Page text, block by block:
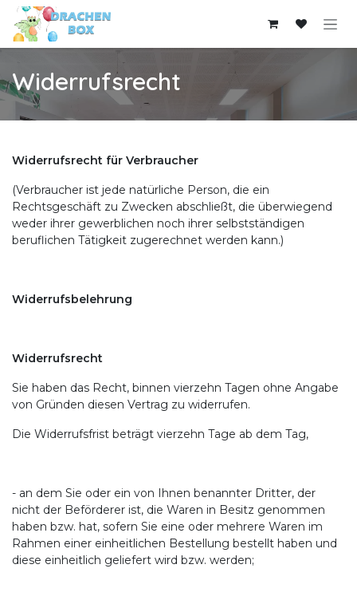
Zum Inhalt springen
Widerrufsrecht
Widerrufsrecht für Verbraucher
(Verbraucher ist jede natürliche Person, die ein
Rechtsgeschäft zu Zwecken abschließt, die überwiegend
weder ihrer gewerblichen noch ihrer selbstständigen
beruflichen Tätigkeit zugerechnet werden kann.)
Widerrufsbelehrung
Widerrufsrecht
Sie haben das Recht, binnen vierzehn Tagen ohne Angabe
von Gründen diesen Vertrag zu widerrufen.
Die Widerrufsfrist beträgt vierzehn Tage ab dem Tag,
- an dem Sie oder ein von Ihnen benannter Dritter, der
nicht der Beförderer ist, die Waren in Besitz genommen
haben bzw. hat, sofern Sie eine oder mehrere Waren im
Rahmen einer einheitlichen Bestellung bestellt haben und
diese einheitlich geliefert wird bzw. werden;